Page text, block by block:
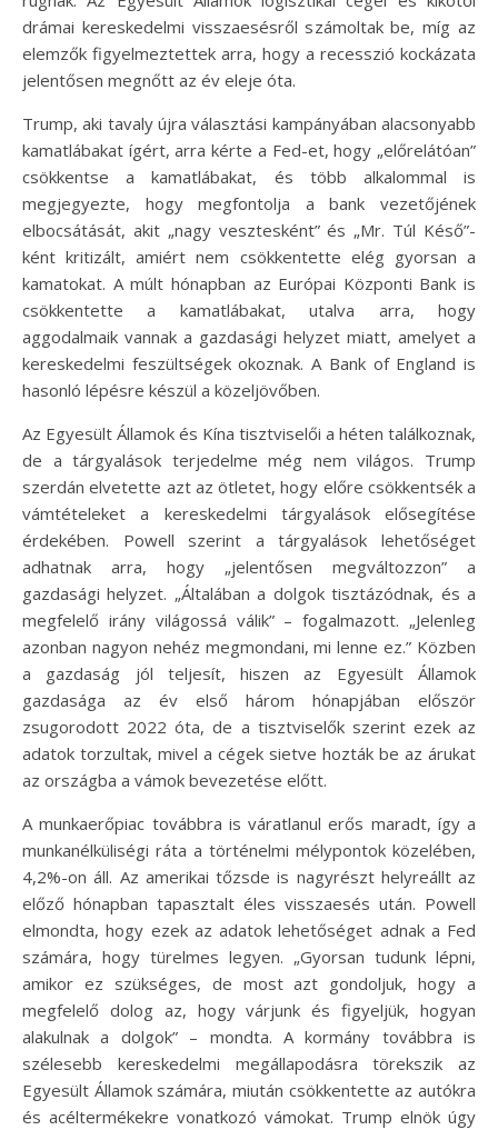
drámai kereskedelmi visszaesésről számoltak be, míg az
elemzők figyelmeztettek arra, hogy a recesszió kockázata
jelentősen megnőtt az év eleje óta.
Trump, aki tavaly újra választási kampányában alacsonyabb
kamatlábakat ígért, arra kérte a Fed-et, hogy „előrelátóan”
csökkentse a kamatlábakat, és több alkalommal is
megjegyezte, hogy megfontolja a bank vezetőjének
elbocsátását, akit „nagy vesztesként” és „Mr. Túl Késő”-
ként kritizált, amiért nem csökkentette elég gyorsan a
kamatokat. A múlt hónapban az Európai Központi Bank is
csökkentette a kamatlábakat, utalva arra, hogy
aggodalmaik vannak a gazdasági helyzet miatt, amelyet a
kereskedelmi feszültségek okoznak. A Bank of England is
hasonló lépésre készül a közeljövőben.
Az Egyesült Államok és Kína tisztviselői a héten találkoznak,
de a tárgyalások terjedelme még nem világos. Trump
szerdán elvetette azt az ötletet, hogy előre csökkentsék a
vámtételeket a kereskedelmi tárgyalások elősegítése
érdekében. Powell szerint a tárgyalások lehetőséget
adhatnak arra, hogy „jelentősen megváltozzon” a
gazdasági helyzet. „Általában a dolgok tisztázódnak, és a
megfelelő irány világossá válik” – fogalmazott. „Jelenleg
azonban nagyon nehéz megmondani, mi lenne ez.” Közben
a gazdaság jól teljesít, hiszen az Egyesült Államok
gazdasága az év első három hónapjában először
zsugorodott 2022 óta, de a tisztviselők szerint ezek az
adatok torzultak, mivel a cégek sietve hozták be az árukat
az országba a vámok bevezetése előtt.
A munkaerőpiac továbbra is váratlanul erős maradt, így a
munkanélküliségi ráta a történelmi mélypontok közelében,
4,2%-on áll. Az amerikai tőzsde is nagyrészt helyreállt az
előző hónapban tapasztalt éles visszaesés után. Powell
elmondta, hogy ezek az adatok lehetőséget adnak a Fed
számára, hogy türelmes legyen. „Gyorsan tudunk lépni,
amikor ez szükséges, de most azt gondoljuk, hogy a
megfelelő dolog az, hogy várjunk és figyeljük, hogyan
alakulnak a dolgok” – mondta. A kormány továbbra is
szélesebb kereskedelmi megállapodásra törekszik az
Egyesült Államok számára, miután csökkentette az autókra
és acéltermékekre vonatkozó vámokat. Trump elnök úgy